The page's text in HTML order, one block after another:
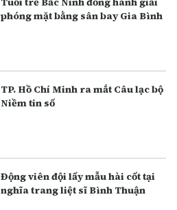
phóng mặt bằng sân bay Gia Bình
TP. Hồ Chí Minh ra mắt Câu lạc bộ
Niềm tin số
Động viên đội lấy mẫu hài cốt tại
nghĩa trang liệt sĩ Bình Thuận